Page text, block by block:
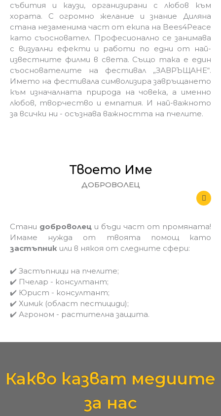
събития и каузи, организирани с любов към
хората. С огромно желание и знание Диляна
стана незаменима част от екипа на Bees4Peace
като съосновател. Професионално се занимава
с визуални ефекти и работи по едни от най-
известните филми в света. Също така е един
съоснователите на фестивал „ЗАВРЪЩАНЕ“.
Името на фестивала символизира завръщането
към изначалната природа на човека, а именно
любов, творчество и емпатия. И най-важното
за всички ни - осъзнава важността на пчелите.
Твоето Име
ДОБРОВОЛЕЦ
U
s
e
-
c
h
Стани доброволец и бъди част от промяната!
Имаме нужда от твоята помощ като
застъпник или в някоя от следните сфери:
✔️ Застъпници на пчелите;
✔️ Пчелар - консултант;
✔️ Юрист - консултант;
✔️ Химик (област пестициди);
✔️ Агроном - растителна защита.
Какво казват медиите
за нас